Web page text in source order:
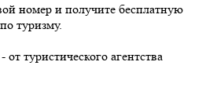
номер и получите бесплатную
туризму.
- от туристического агентства